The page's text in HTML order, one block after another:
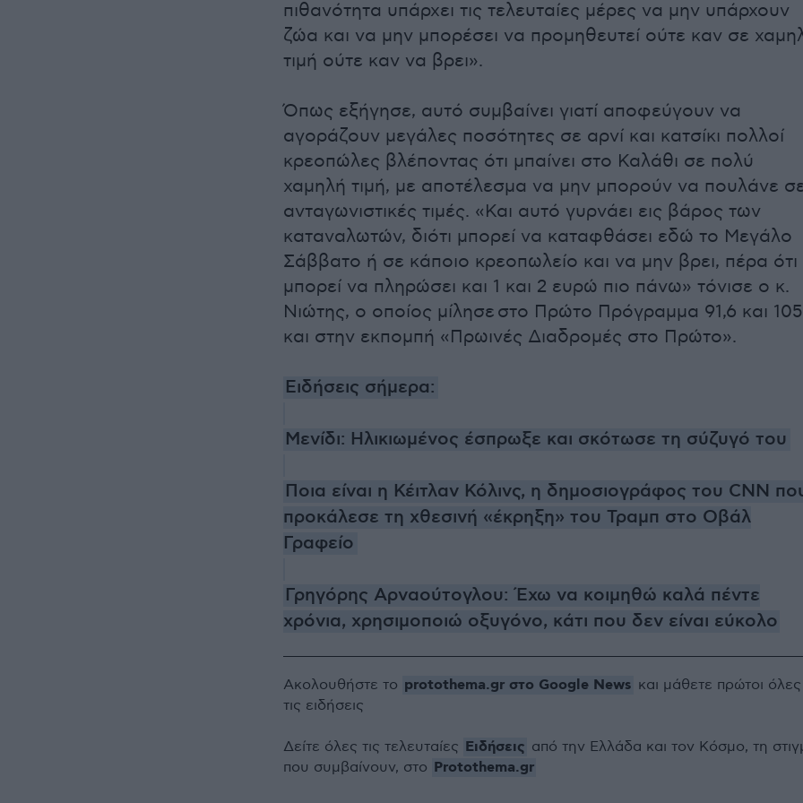
πιθανότητα υπάρχει τις τελευταίες μέρες να μην υπάρχουν
ζώα και να μην μπορέσει να προμηθευτεί ούτε καν σε
τιμή ούτε καν να βρει».
Όπως εξήγησε, αυτό συμβαίνει γιατί αποφεύγουν να
αγοράζουν μεγάλες ποσότητες σε αρνί και κατσίκι πολλοί
κρεοπώλες βλέποντας ότι μπαίνει στο Καλάθι σε πολύ
χαμηλή τιμή, με αποτέλεσμα να μην μπορούν να πουλάνε
ανταγωνιστικές τιμές. «Και αυτό γυρνάει εις βάρος των
καταναλωτών, διότι μπορεί να καταφθάσει εδώ το Μεγάλο
Σάββατο ή σε κάποιο κρεοπωλείο και να μην βρει, πέρα ότι
μπορεί να πληρώσει και 1 και 2 ευρώ πιο πάνω» τόνισε ο κ.
Νιώτης, ο οποίος μίλησε στο Πρώτο Πρόγραμμα 91,6 και
και στην εκπομπή «Πρωινές Διαδρομές στο Πρώτο».
Ειδήσεις σήμερα:
Μενίδι: Ηλικιωμένος έσπρωξε και σκότωσε τη σύζυγό του
Ποια είναι η Κέιτλαν Κόλινς, η δημοσιογράφος του CNN
προκάλεσε τη χθεσινή «έκρηξη» του Τραμπ στο Οβάλ
Γραφείο
Γρηγόρης Αρναούτογλου: Έχω να κοιμηθώ καλά πέντε
χρόνια, χρησιμοποιώ οξυγόνο, κάτι που δεν είναι εύκολο
Ακολουθήστε το protothema.gr στο Google News και μάθετε πρώτοι όλες
τις ειδήσεις
Δείτε όλες τις τελευταίες Ειδήσεις από την Ελλάδα και τον Κόσμο, τη
που συμβαίνουν, στο Protothema.gr